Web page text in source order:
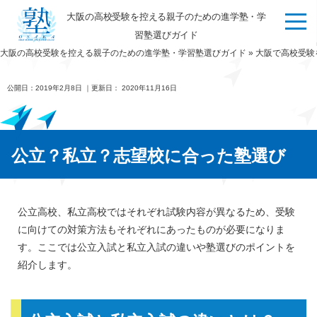
大阪の高校受験を控える親子のための進学塾・学
習塾選びガイド
大阪の高校受験を控える親子のための進学塾・学習塾選びガイド » 大阪で高校受
公開日： 2019年2月8日 ｜更新日： 2020年11月16日
公立？私立？志望校に合った塾選び
公立高校、私立高校ではそれぞれ試験内容が異なるため、受験
に向けての対策方法もそれぞれにあったものが必要になりま
す。ここでは公立入試と私立入試の違いや塾選びのポイントを
紹介します。